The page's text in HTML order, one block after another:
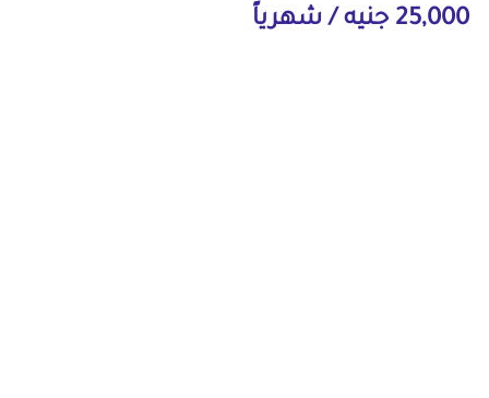
25,000 جنيه / شهرياً